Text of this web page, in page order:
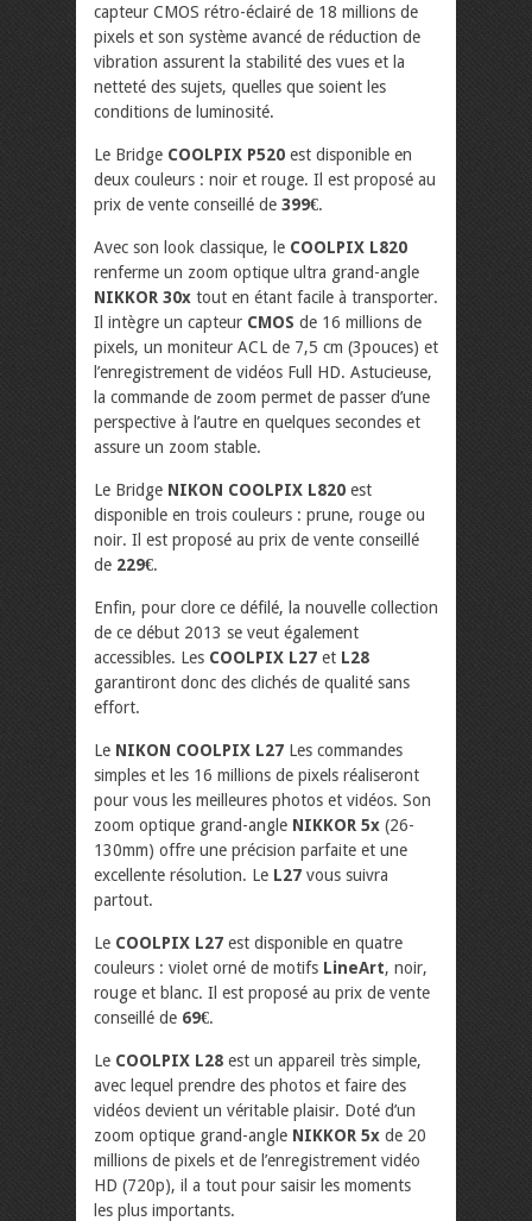
capteur CMOS rétro-éclairé de 18 millions de
pixels et son système avancé de réduction de
vibration assurent la stabilité des vues et la
netteté des sujets, quelles que soient les
conditions de luminosité.
Le Bridge COOLPIX P520 est disponible en
deux couleurs : noir et rouge. Il est proposé au
prix de vente conseillé de 399€.
Avec son look classique, le COOLPIX L820
renferme un zoom optique ultra grand-angle
NIKKOR 30x tout en étant facile à transporter.
Il intègre un capteur CMOS de 16 millions de
pixels, un moniteur ACL de 7,5 cm (3pouces) et
l’enregistrement de vidéos Full HD. Astucieuse,
la commande de zoom permet de passer d’une
perspective à l’autre en quelques secondes et
assure un zoom stable.
Le Bridge NIKON COOLPIX L820 est
disponible en trois couleurs : prune, rouge ou
noir. Il est proposé au prix de vente conseillé
de 229€.
Enfin, pour clore ce défilé, la nouvelle collection
de ce début 2013 se veut également
accessibles. Les COOLPIX L27 et L28
garantiront donc des clichés de qualité sans
effort.
Le NIKON COOLPIX L27 Les commandes
simples et les 16 millions de pixels réaliseront
pour vous les meilleures photos et vidéos. Son
zoom optique grand-angle NIKKOR 5x (26-
130mm) offre une précision parfaite et une
excellente résolution. Le L27 vous suivra
partout.
Le COOLPIX L27 est disponible en quatre
couleurs : violet orné de motifs LineArt, noir,
rouge et blanc. Il est proposé au prix de vente
conseillé de 69€.
Le COOLPIX L28 est un appareil très simple,
avec lequel prendre des photos et faire des
vidéos devient un véritable plaisir. Doté d’un
zoom optique grand-angle NIKKOR 5x de 20
millions de pixels et de l’enregistrement vidéo
HD (720p), il a tout pour saisir les moments
les plus importants.